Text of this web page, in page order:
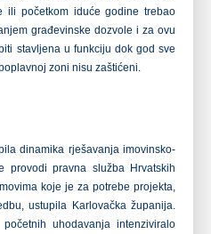
ili početkom iduće godine trebao
građevinske dozvole i za ovu
stavljena u funkciju dok god sve
zoni nisu zaštićeni.
dinamika rješavanja imovinsko-
provodi pravna služba Hrvatskih
koje je za potrebe projekta,
ustupila Karlovačka županija.
uhodavanja intenziviralo